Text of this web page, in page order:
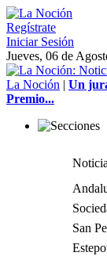
Regístrate
Iniciar Sesión
Jueves, 06 de
La Noción | Un
Premio...
San